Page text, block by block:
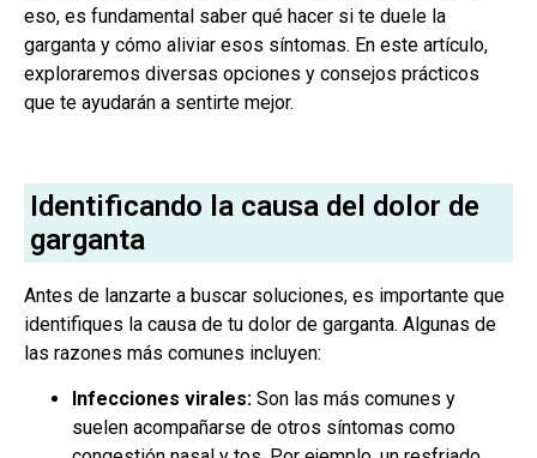
eso, es fundamental saber qué hacer si te duele la
garganta y cómo aliviar esos síntomas. En este artículo,
exploraremos diversas opciones y consejos prácticos
que te ayudarán a sentirte mejor.
Identificando la causa del dolor de
garganta
Antes de lanzarte a buscar soluciones, es importante que
identifiques la causa de tu dolor de garganta. Algunas de
las razones más comunes incluyen:
Infecciones virales: Son las más comunes y
suelen acompañarse de otros síntomas como